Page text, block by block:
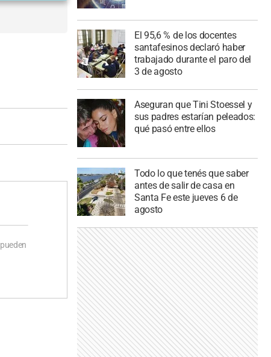
El 95,6 % de los docentes
santafesinos declaró haber
trabajado durante el paro del
3 de agosto
Aseguran que Tini Stoessel y
sus padres estarían peleados:
qué pasó entre ellos
Todo lo que tenés que saber
antes de salir de casa en
Santa Fe este jueves 6 de
agosto